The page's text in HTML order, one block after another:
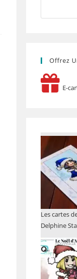
Offrez
E-
Les cartes
Delphine